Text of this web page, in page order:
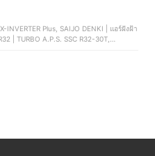
| TURBO A.P.S. SSC R32-30T,